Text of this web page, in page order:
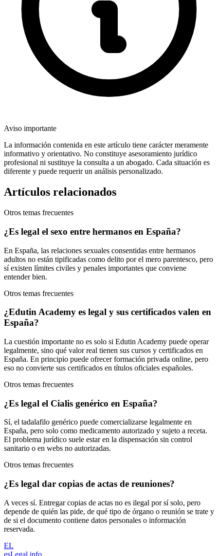
Aviso importante
La información contenida en este artículo tiene carácter meramente
informativo y orientativo. No constituye asesoramiento jurídico
profesional ni sustituye la consulta a un abogado. Cada situación es
diferente y puede requerir un análisis personalizado.
Artículos relacionados
Otros temas frecuentes
¿Es legal el sexo entre hermanos en España?
En España, las relaciones sexuales consentidas entre hermanos
adultos no están tipificadas como delito por el mero parentesco, pero
sí existen límites civiles y penales importantes que conviene
entender bien.
Otros temas frecuentes
¿Edutin Academy es legal y sus certificados valen en
España?
La cuestión importante no es solo si Edutin Academy puede operar
legalmente, sino qué valor real tienen sus cursos y certificados en
España. En principio puede ofrecer formación privada online, pero
eso no convierte sus certificados en títulos oficiales españoles.
Otros temas frecuentes
¿Es legal el Cialis genérico en España?
Sí, el tadalafilo genérico puede comercializarse legalmente en
España, pero solo como medicamento autorizado y sujeto a receta.
El problema jurídico suele estar en la dispensación sin control
sanitario o en webs no autorizadas.
Otros temas frecuentes
¿Es legal dar copias de actas de reuniones?
A veces sí. Entregar copias de actas no es ilegal por sí solo, pero
depende de quién las pide, de qué tipo de órgano o reunión se trate y
de si el documento contiene datos personales o información
reservada.
EL
esLegal .info